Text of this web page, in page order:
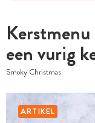
een vurig
Smoky Christmas
ARTIKEL